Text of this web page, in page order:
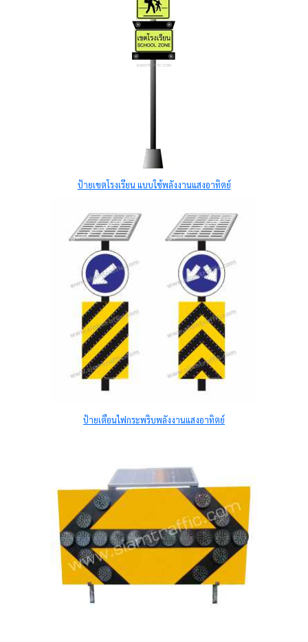
ป้ายเขตโรงเรียน แบบใช้พลังงานแสงอาทิตย์
ป้ายเตือนไฟกระพริบพลังงานแสงอาทิตย์